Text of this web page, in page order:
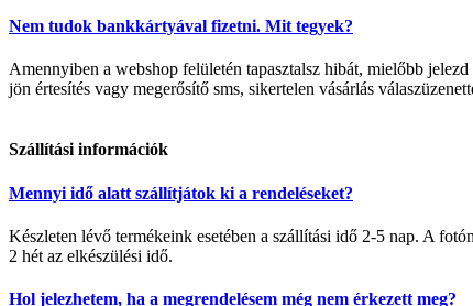
Nem tudok bankkártyával fizetni. Mit tegyek?
Amennyiben a webshop felületén tapasztalsz hibát, mielőbb
jön értesítés vagy megerősítő sms, sikertelen vásárlás
Szállítási információk
Mennyi idő alatt szállítjátok ki a rendeléseket?
Készleten lévő termékeink esetében a szállítási idő 2-5 nap. A
2 hét az elkészülési idő.
Hol jelezhetem, ha a megrendelésem még nem érkezett meg?